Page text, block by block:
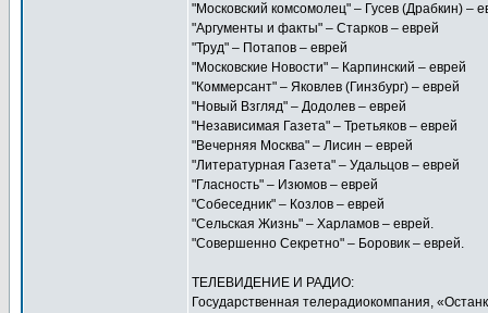
"Московский комсомолец" – Гусев (Драбкин) –
"Аргументы и факты" – Старков – еврей
"Труд" – Потапов – еврей
"Московские Новости" – Карпинский – еврей
"Коммерсант" – Яковлев (Гинзбург) – еврей
"Новый Взгляд" – Додолев – еврей
"Независимая Газета" – Третьяков – еврей
"Вечерняя Москва" – Лисин – еврей
"Литературная Газета" – Удальцов – еврей
"Гласность" – Изюмов – еврей
"Собеседник" – Козлов – еврей
"Сельская Жизнь" – Харламов – еврей.
"Совершенно Секретно" – Боровик – еврей.
ТЕЛЕВИДЕНИЕ И РАДИО:
Государственная телерадиокомпания,